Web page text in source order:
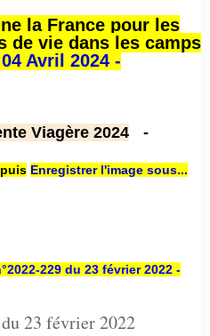
la France pour les
de vie dans les camps
04 Avril 2024 -
Viagère 2024 -
puis Enregistrer l'image sous...
°2022-229 du 23 février 2022 -
23 février 2022